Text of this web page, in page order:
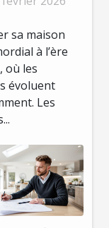
elles
?
sa maison
à l’ère
où les
évoluent
Les